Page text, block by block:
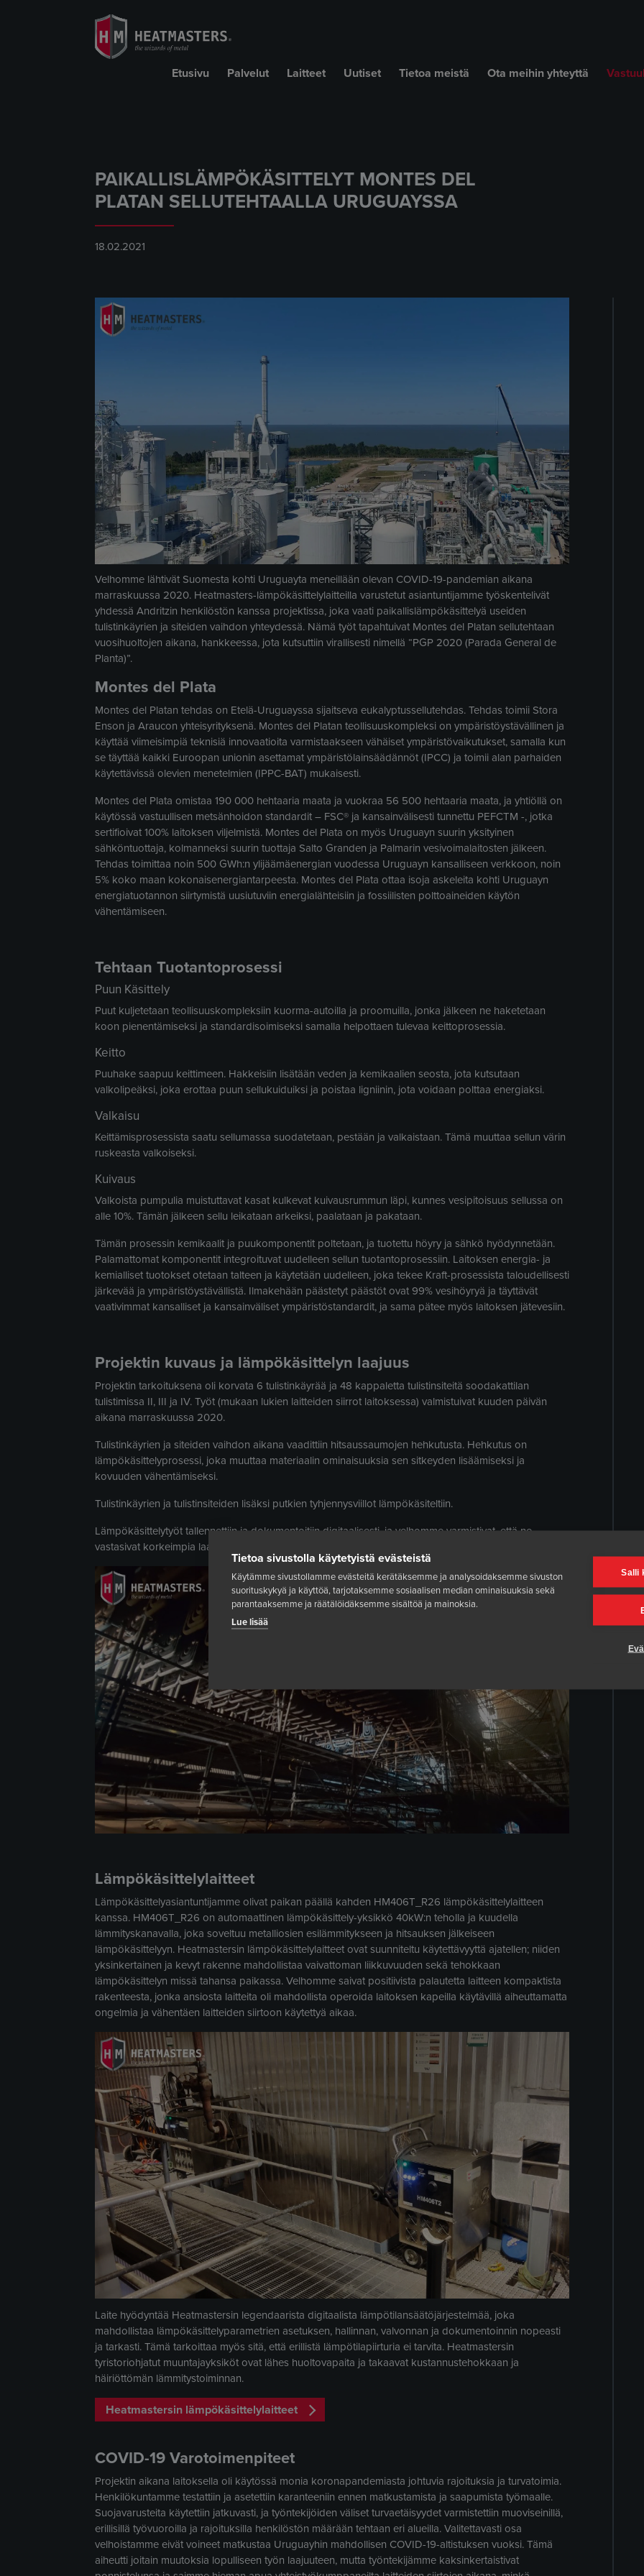
Tietoa sivustolla käytetyistä evästeistä
Käytämme sivustollamme evästeitä kerätäksemme ja analysoidaksemme sivuston
suorituskykyä ja käyttöä, tarjotaksemme sosiaalisen median ominaisuuksia sekä
parantaaksemme ja räätälöidäksemme sisältöä ja mainoksia.
Lue lisää
Salli
Etusivu Palvelut Laitteet Uutiset Tietoa meistä Ota meihin yhteyttä
PAIKALLISLÄMPÖKÄSITTELYT MONTES DEL
PLATAN SELLUTEHTAALLA URUGUAYSSA
18.02.2021
Velhomme lähtivät Suomesta kohti Uruguayta meneillään olevan COVID-19-pandemian aikana
marraskuussa 2020. Heatmasters-lämpökäsittelylaitteilla varustetut asiantuntijamme työskentelivät
yhdessä Andritzin henkilöstön kanssa projektissa, joka vaati paikallislämpökäsittelyä useiden
tulistinkäyrien ja siteiden vaihdon yhteydessä. Nämä työt tapahtuivat Montes del Platan sellutehtaan
vuosihuoltojen aikana, hankkeessa, jota kutsuttiin virallisesti nimellä “PGP 2020 (Parada General de
Planta)”.
Montes del Plata
Montes del Platan tehdas on Etelä-Uruguayssa sijaitseva eukalyptussellutehdas. Tehdas toimii Stora
Enson ja Araucon yhteisyrityksenä. Montes del Platan teollisuuskompleksi on ympäristöystävällinen ja
käyttää viimeisimpiä teknisiä innovaatioita varmistaakseen vähäiset ympäristövaikutukset, samalla kun
se täyttää kaikki Euroopan unionin asettamat ympäristölainsäädännöt (IPCC) ja toimii alan parhaiden
käytettävissä olevien menetelmien (IPPC-BAT) mukaisesti.
Montes del Plata omistaa 190 000 hehtaaria maata ja vuokraa 56 500 hehtaaria maata, ja yhtiöllä on
käytössä vastuullisen metsänhoidon standardit – FSC® ja kansainvälisesti tunnettu PEFCTM -, jotka
sertifioivat 100% laitoksen viljelmistä. Montes del Plata on myös Uruguayn suurin yksityinen
sähköntuottaja, kolmanneksi suurin tuottaja Salto Granden ja Palmarin vesivoimalaitosten jälkeen.
Tehdas toimittaa noin 500 GWh:n ylijäämäenergian vuodessa Uruguayn kansalliseen verkkoon, noin
5% koko maan kokonaisenergiantarpeesta. Montes del Plata ottaa isoja askeleita kohti Uruguayn
energiatuotannon siirtymistä uusiutuviin energialähteisiin ja fossiilisten polttoaineiden käytön
vähentämiseen.
Tehtaan Tuotantoprosessi
Puun Käsittely
Puut kuljetetaan teollisuuskompleksiin kuorma-autoilla ja proomuilla, jonka jälkeen ne haketetaan
koon pienentämiseksi ja standardisoimiseksi samalla helpottaen tulevaa keittoprosessia.
Keitto
Puuhake saapuu keittimeen. Hakkeisiin lisätään veden ja kemikaalien seosta, jota kutsutaan
valkolipeäksi, joka erottaa puun sellukuiduiksi ja poistaa ligniinin, jota voidaan polttaa energiaksi.
Valkaisu
Keittämisprosessista saatu sellumassa suodatetaan, pestään ja valkaistaan. Tämä muuttaa sellun värin
ruskeasta valkoiseksi.
Kuivaus
Valkoista pumpulia muistuttavat kasat kulkevat kuivausrummun läpi, kunnes vesipitoisuus sellussa on
alle 10%. Tämän jälkeen sellu leikataan arkeiksi, paalataan ja pakataan.
Tämän prosessin kemikaalit ja puukomponentit poltetaan, ja tuotettu höyry ja sähkö hyödynnetään.
Palamattomat komponentit integroituvat uudelleen sellun tuotantoprosessiin. Laitoksen energia- ja
kemialliset tuotokset otetaan talteen ja käytetään uudelleen, joka tekee Kraft-prosessista taloudellisesti
järkevää ja ympäristöystävällistä. Ilmakehään päästetyt päästöt ovat 99% vesihöyryä ja täyttävät
vaativimmat kansalliset ja kansainväliset ympäristöstandardit, ja sama pätee myös laitoksen jätevesiin.
Projektin kuvaus ja lämpökäsittelyn laajuus
Projektin tarkoituksena oli korvata 6 tulistinkäyrää ja 48 kappaletta tulistinsiteitä soodakattilan
tulistimissa II, III ja IV. Työt (mukaan lukien laitteiden siirrot laitoksessa) valmistuivat kuuden päivän
aikana marraskuussa 2020.
Tulistinkäyrien ja siteiden vaihdon aikana vaadittiin hitsaussaumojen hehkutusta. Hehkutus on
lämpökäsittelyprosessi, joka muuttaa materiaalin ominaisuuksia sen sitkeyden lisäämiseksi ja
kovuuden vähentämiseksi.
Tulistinkäyrien ja tulistinsiteiden lisäksi putkien tyhjennysviillot lämpökäsiteltiin.
Lämpökäsittelytyöt tallennettiin ja dokumentoitiin digitaalisesti, ja velhomme varmistivat, että ne
vastasivat korkeimpia laatustandardeja.
Lämpökäsittelylaitteet
Lämpökäsittelyasiantuntijamme olivat paikan päällä kahden HM406T_R26 lämpökäsittelylaitteen
kanssa. HM406T_R26 on automaattinen lämpökäsittely-yksikkö 40kW:n teholla ja kuudella
lämmityskanavalla, joka soveltuu metalliosien esilämmitykseen ja hitsauksen jälkeiseen
lämpökäsittelyyn. Heatmastersin lämpökäsittelylaitteet ovat suunniteltu käytettävyyttä ajatellen; niiden
yksinkertainen ja kevyt rakenne mahdollistaa vaivattoman liikkuvuuden sekä tehokkaan
lämpökäsittelyn missä tahansa paikassa. Velhomme saivat positiivista palautetta laitteen kompaktista
rakenteesta, jonka ansiosta laitteita oli mahdollista operoida laitoksen kapeilla käytävillä aiheuttamatta
ongelmia ja vähentäen laitteiden siirtoon käytettyä aikaa.
Laite hyödyntää Heatmastersin legendaarista digitaalista lämpötilansäätöjärjestelmää, joka
mahdollistaa lämpökäsittelyparametrien asetuksen, hallinnan, valvonnan ja dokumentoinnin nopeasti
ja tarkasti. Tämä tarkoittaa myös sitä, että erillistä lämpötilapiirturia ei tarvita. Heatmastersin
tyristoriohjatut muuntajayksiköt ovat lähes huoltovapaita ja takaavat kustannustehokkaan ja
häiriöttömän lämmitystoiminnan.
Heatmastersin lämpökäsittelylaitteet
COVID-19 Varotoimenpiteet
Projektin aikana laitoksella oli käytössä monia koronapandemiasta johtuvia rajoituksia ja turvatoimia.
Henkilökuntamme testattiin ja asetettiin karanteeniin ennen matkustamista ja saapumista työmaalle.
Suojavarusteita käytettiin jatkuvasti, ja työntekijöiden väliset turvaetäisyydet varmistettiin muoviseinillä,
erillisillä työvuoroilla ja rajoituksilla henkilöstön määrään tehtaan eri alueilla. Valitettavasti osa
velhoistamme eivät voineet matkustaa Uruguayhin mahdollisen COVID-19-altistuksen vuoksi. Tämä
aiheutti joitain muutoksia lopulliseen työn laajuuteen, mutta työntekijämme kaksinkertaistivat